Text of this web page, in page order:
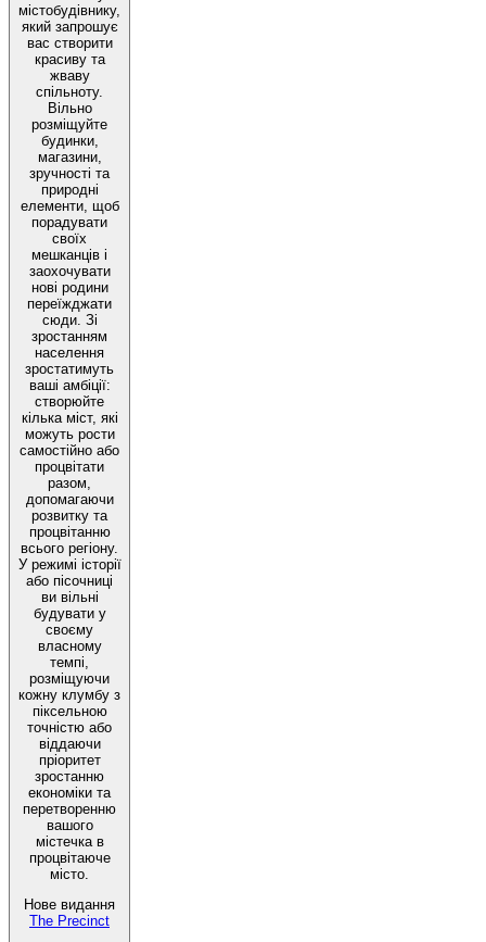
містобудівнику,
який запрошує
вас створити
красиву та
жваву
спільноту.
Вільно
розміщуйте
будинки,
магазини,
зручності та
природні
елементи, щоб
порадувати
своїх
мешканців і
заохочувати
нові родини
переїжджати
сюди. Зі
зростанням
населення
зростатимуть
ваші амбіції:
створюйте
кілька міст, які
можуть рости
самостійно або
процвітати
разом,
допомагаючи
розвитку та
процвітанню
всього регіону.
У режимі історії
або пісочниці
ви вільні
будувати у
своєму
власному
темпі,
розміщуючи
кожну клумбу з
піксельною
точністю або
віддаючи
пріоритет
зростанню
економіки та
перетворенню
вашого
містечка в
процвітаюче
місто.
Нове видання
The Precinct